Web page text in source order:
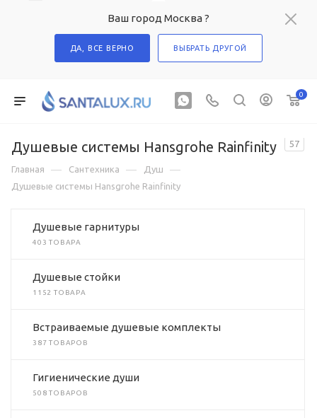
Ваш город Москва ?
ДА, ВСЕ ВЕРНО ВЫБРАТЬ ДРУГОЙ
0
Душевые системы Hansgrohe Rainfinity 57
Главная — Сантехника — Душ —
Душевые системы Hansgrohe Rainfinity
Душевые гарнитуры
403 ТОВАРА
Душевые стойки
1152 ТОВАРА
Встраиваемые душевые комплекты
387 ТОВАРОВ
Гигиенические души
508 ТОВАРОВ